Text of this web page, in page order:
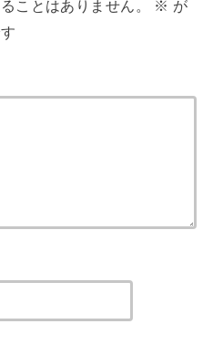
ことはありません。 ※ が